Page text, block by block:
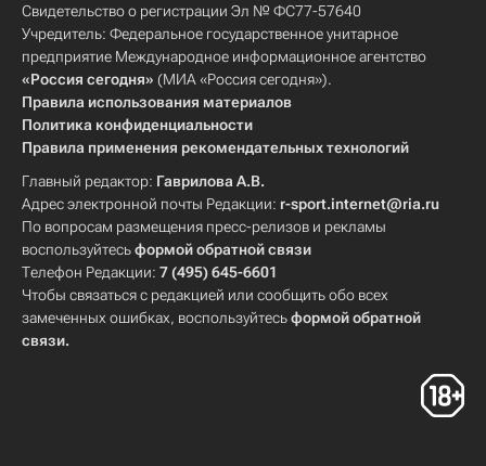
Свидетельство о регистрации Эл № ФС77-57640
Учредитель: Федеральное государственное унитарное
предприятие Международное информационное агентство
«Россия сегодня» (МИА «Россия сегодня»).
Правила использования материалов
Политика конфиденциальности
Правила применения рекомендательных технологий
Главный редактор: Гаврилова А.В.
Адрес электронной почты Редакции: r-sport.internet@ria.ru
По вопросам размещения пресс-релизов и рекламы
воспользуйтесьформой обратной связи
Телефон Редакции: 7 (495) 645-6601
Чтобы связаться с редакцией или сообщить обо всех
замеченных ошибках, воспользуйтесьформой обратной
связи.